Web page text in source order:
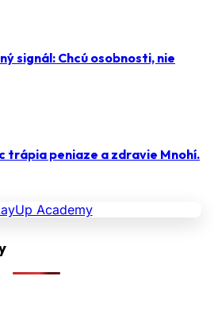
signál: Chcú osobnosti, nie
trápia peniaze a zdravie Mnohí.